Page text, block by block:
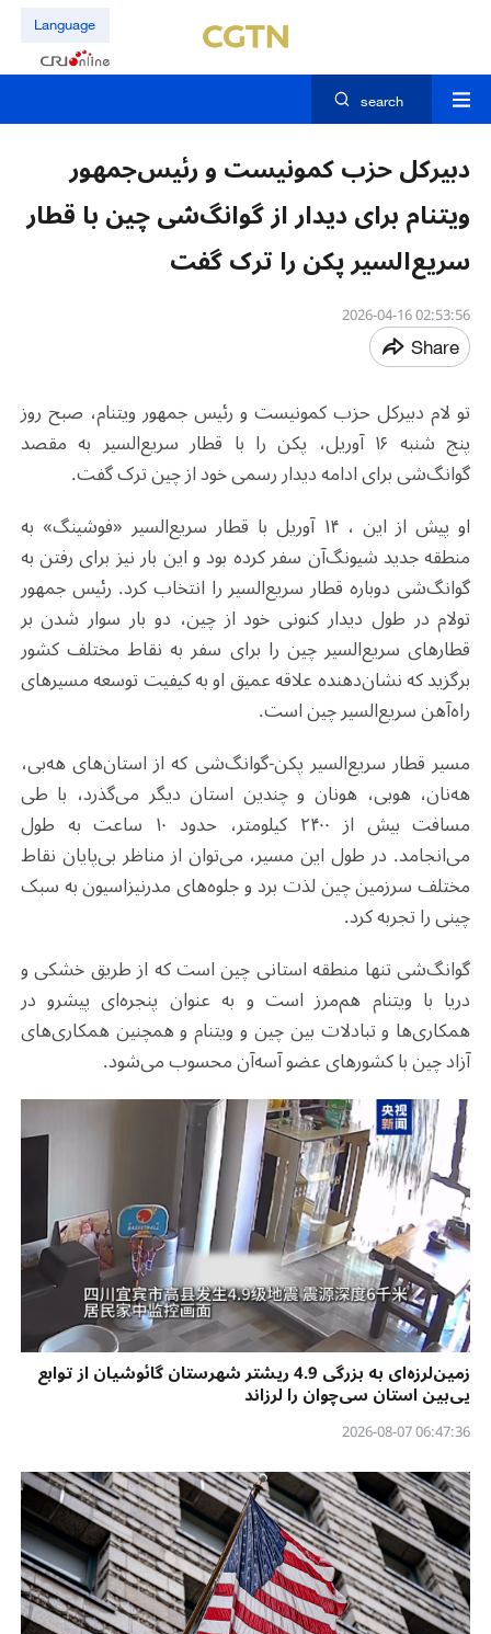
Language
search
دبیرکل حزب کمونیست و رئیس‌جمهور
ویتنام برای دیدار از گوانگ‌شی چین با قطار
سریع‌السیر پکن را ترک گفت
02:53:56 2026-04-16
Share
تو لام دبیرکل حزب کمونیست و رئیس ‌جمهور ویتنام، صبح روز
پنج شنبه ۱۶ آوریل، پکن را با قطار سریع‌السیر به مقصد
گوانگ‌شی برای ادامه دیدار رسمی خود از چین ترک گفت.
او پیش از این ، ۱۴ آوریل با قطار سریع‌السیر «فوشینگ» به
منطقه جدید شیونگ‌آن سفر کرده بود و این بار نیز برای رفتن به
گوانگ‌شی دوباره قطار سریع‌السیر را انتخاب کرد. رئیس جمهور
تولام در طول دیدار کنونی خود از چین، دو بار سوار شدن بر
قطارهای سریع‌السیر چین را برای سفر به نقاط مختلف کشور
برگزید که نشان‌دهنده علاقه عمیق او به کیفیت توسعه مسیرهای
راه‌آهن سریع‌السیر چین است.
مسیر قطار سریع‌السیر پکن‌-گوانگ‌شی که از استان‌های هه‌بی،
هه‌نان، هوبی، هونان و چندین استان دیگر می‌گذرد، با طی
مسافت بیش از ۲۴۰۰ کیلومتر، حدود ۱۰ ساعت به طول
می‌انجامد. در طول این مسیر، می‌توان از مناظر بی‌پایان نقاط
مختلف سرزمین چین لذت برد و جلوه‌های مدرنیزاسیون به سبک
چینی را تجربه کرد.
گوانگ‌شی تنها منطقه استانی چین است که از طریق خشکی و
دریا با ویتنام هم‌مرز است و به عنوان پنجره‌ای پیشرو در
همکاری‌ها و تبادلات بین چین و ویتنام و همچنین همکاری‌های
آزاد چین با کشورهای عضو آسه‌آن محسوب می‌شود.
زمین‌لرزه‌ای به بزرگی 4.9 ریشتر شهرستان گائوشیان از توابع
یی‌بین استان سی‌چوان را لرزاند
06:47:36 2026-08-07